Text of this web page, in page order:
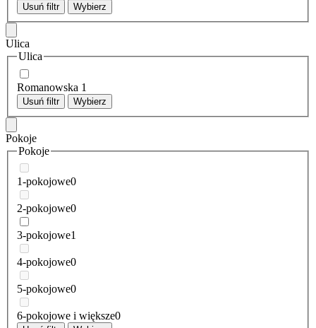
Usuń filtr Wybierz
Ulica
Ulica
Romanowska 1
Usuń filtr Wybierz
Pokoje
Pokoje
1-pokojowe0
2-pokojowe0
3-pokojowe1
4-pokojowe0
5-pokojowe0
6-pokojowe i większe0